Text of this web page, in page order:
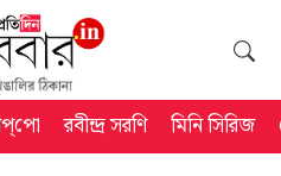
রবীন্দ্র সরণি মিনি সিরিজ